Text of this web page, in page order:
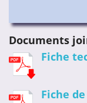
Documents
Fiche
Fiche